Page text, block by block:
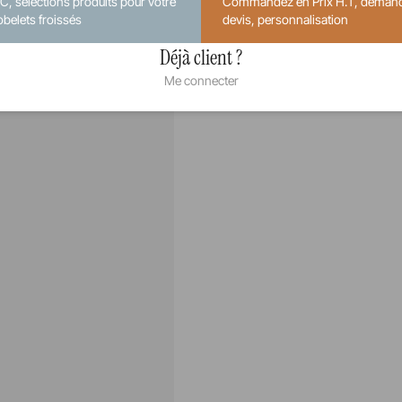
froissés
devis, personnalisation
Déjà client ?
Me connecter